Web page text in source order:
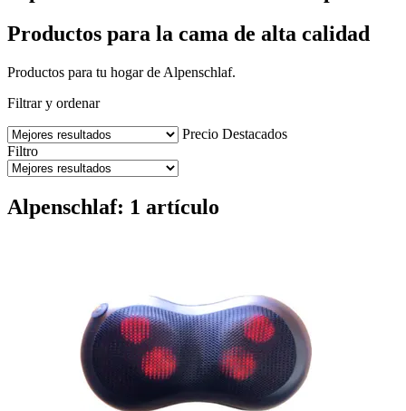
Productos para la cama de alta calidad
Productos para tu hogar de Alpenschlaf.
Filtrar y ordenar
Precio Destacados
Filtro
Alpenschlaf: 1 artículo